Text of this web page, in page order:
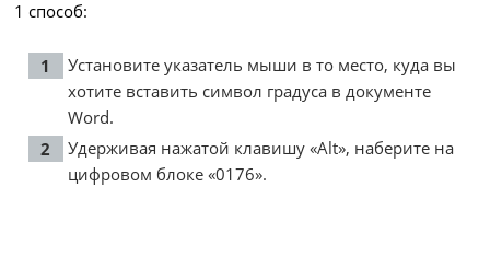
1 способ:
Установите указатель мыши в то место, куда вы
хотите вставить символ градуса в документе
Word.
Удерживая нажатой клавишу «Alt», наберите на
цифровом блоке «0176».